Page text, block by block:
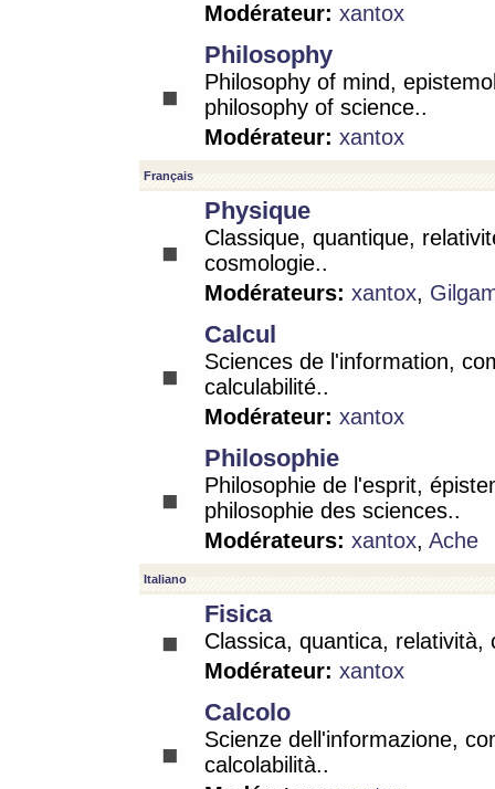
Modérateur: xantox
Philosophy
Philosophy of mind,
philosophy of science..
Modérateur: xantox
Français
Physique
Classique, quantique,
cosmologie..
Modérateurs: xantox,
Calcul
Sciences de l'information,
calculabilité..
Modérateur: xantox
Philosophie
Philosophie de l'esprit,
philosophie des sciences..
Modérateurs: xantox, Ache
Italiano
Fisica
Classica, quantica, relatività,
Modérateur: xantox
Calcolo
Scienze dell'informazione,
calcolabilità..